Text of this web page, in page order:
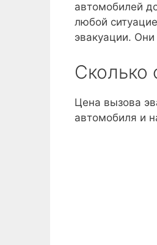
автомобилей
любой
эвакуации.
Сколько
Цена вызова
автомобиля и